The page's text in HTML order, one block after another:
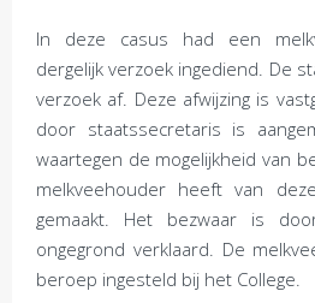
In deze casus had een
dergelijk verzoek ingediend. De
verzoek af. Deze afwijzing is
door staatssecretaris is
waartegen de mogelijkheid van
melkveehouder heeft van
gemaakt. Het bezwaar is
ongegrond verklaard. De
beroep ingesteld bij het College.